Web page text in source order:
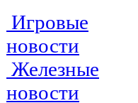
Игровые
новости
Железные
новости